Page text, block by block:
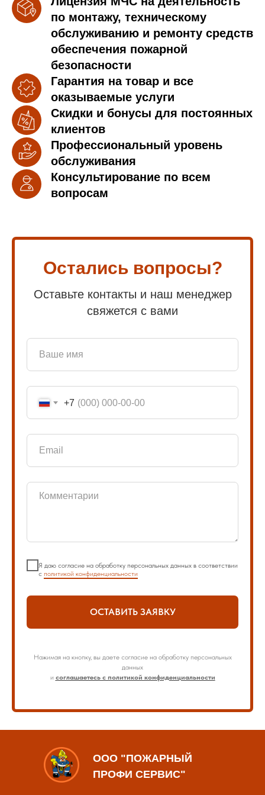
по монтажу, техническому
обслуживанию и ремонту средств
обеспечения пожарной
безопасности
Гарантия на товар и все
оказываемые услуги
Скидки и бонусы для постоянных
клиентов
Профессиональный уровень
обслуживания
Консультирование по всем
вопросам
Остались вопросы?
Оставьте контакты и наш менеджер
свяжется с вами
+7
Я даю согласие на обработку персональных данных в соответствии
с политикой конфиденциальности
ОСТАВИТЬ ЗАЯВКУ
Нажимая на кнопку, вы даете согласие на обработку персональных
данных
и соглашаетесь с политикой конфиденциальности
ООО "ПОЖАРНЫЙ
ПРОФИ СЕРВИС"